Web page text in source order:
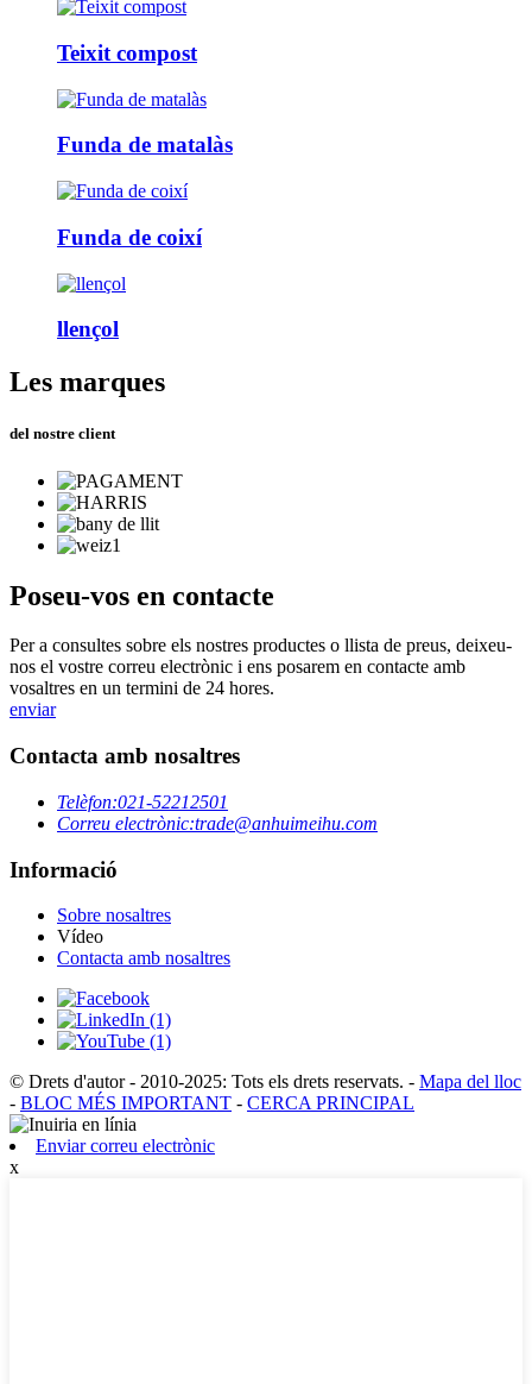
Teixit compost
Funda de matalàs
Funda de coixí
llençol
Les marques
del nostre client
Poseu-vos en contacte
Per a consultes sobre els nostres productes o llista de preus, deixeu-
nos el vostre correu electrònic i ens posarem en contacte amb
vosaltres en un termini de 24 hores.
enviar
Contacta amb nosaltres
Telèfon:021-52212501
Correu electrònic:trade@anhuimeihu.com
Informació
Sobre nosaltres
Vídeo
Contacta amb nosaltres
© Drets d'autor - 2010-2025: Tots els drets reservats. - Mapa del lloc
- BLOC MÉS IMPORTANT - CERCA PRINCIPAL
Enviar correu electrònic
x